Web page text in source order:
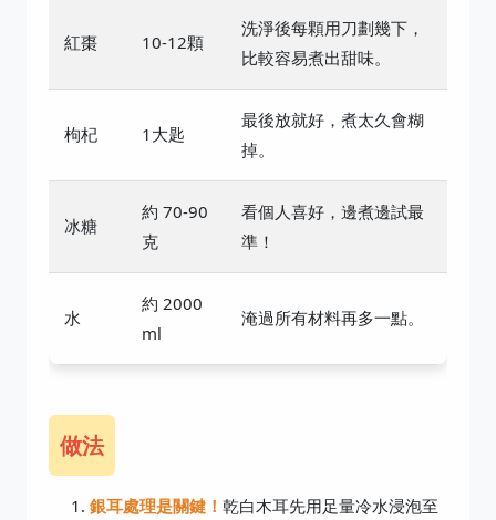
紅棗 10-12顆
洗淨後每顆用刀劃幾下，
比較容易煮出甜味。
枸杞 1大匙
最後放就好，煮太久會糊
掉。
冰糖
約 70-90
克
看個人喜好，邊煮邊試最
準！
水
約 2000
ml
淹過所有材料再多一點。
做法
銀耳處理是關鍵！ 乾白木耳先用足量冷水浸泡至